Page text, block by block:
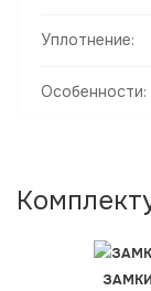
Уплотнение:
Особенности:
ЗАМКИ